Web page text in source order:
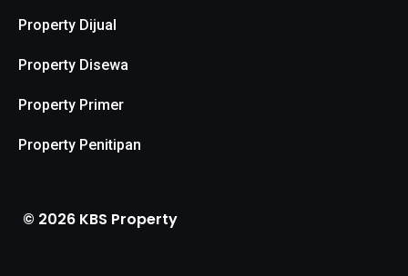
Property Dijual
Property Disewa
Property Primer
Property Penitipan
© 2026 KBS Property